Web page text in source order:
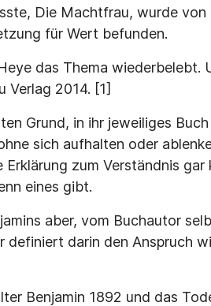
Die Machtfrau, wurde von
für Wert befunden.
das Thema wiederbelebt.
Verlag 2014. [1]
Grund, in ihr jeweiliges
sich aufhalten oder
zum Verständnis
eines gibt.
aber, vom Buchautor
definiert darin den Anspruch
Benjamin 1892 und das